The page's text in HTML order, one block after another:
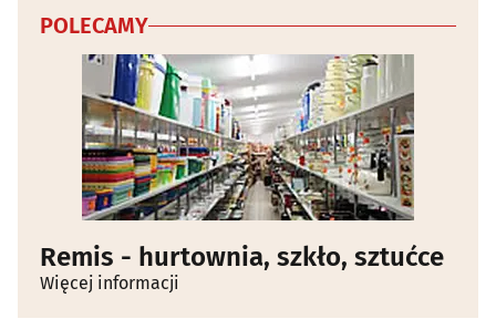
POLECAMY
Remis - hurtownia, szkło, sztućce
Więcej informacji